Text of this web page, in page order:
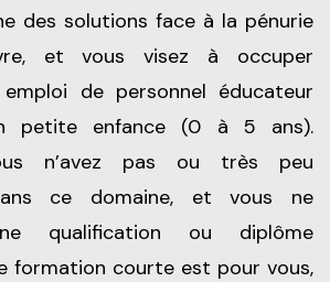
des solutions face à la pénurie
et vous visez à occuper
de personnel éducateur
petite enfance (0 à 5 ans).
n’avez pas ou très peu
ce domaine, et vous ne
qualification ou diplôme
formation courte est pour vous,